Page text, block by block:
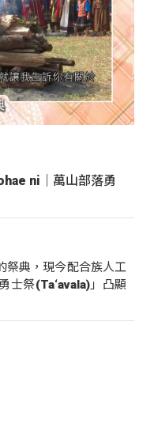
ni｜萬山部落勇
祭典，現今配合族人工
士祭(Ta‘avala)」凸顯